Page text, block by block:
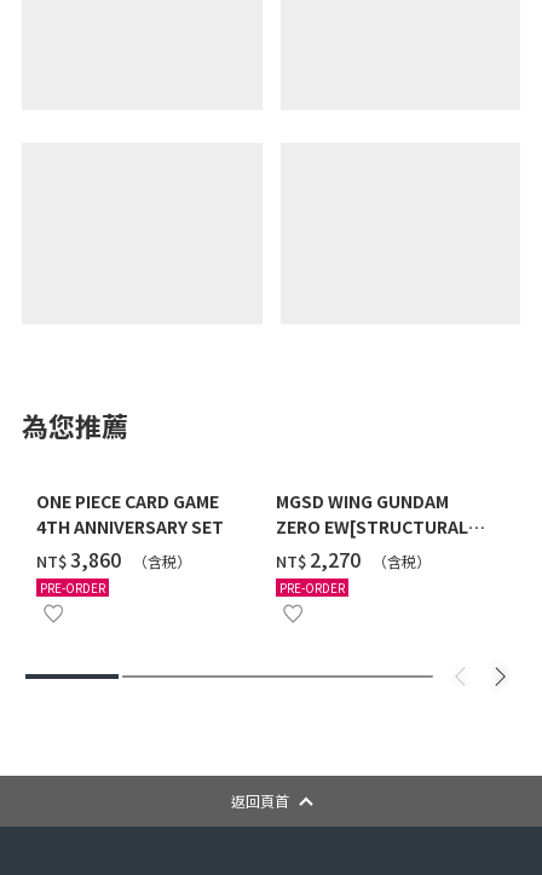
為您推薦
ONE PIECE CARD GAME
4TH ANNIVERSARY SET
NT$‌3,860 （含税）
PRE-ORDER
MGSD WING GUNDAM
ZERO EW[STRUCTURAL
COATING/BLACK] [2026年
12月發送]
NT$ ‌2,270 （含税）
PRE-ORDER
返回頁首